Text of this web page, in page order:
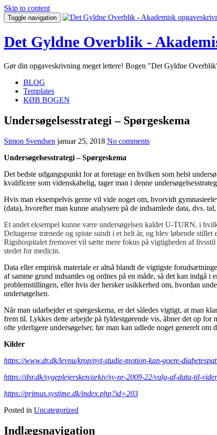
Skip to content
Toggle navigation
Det Gyldne Overblik -
Gør din opgaveskrivning meget lettere! Bogen "Det Gyldne
BLOG
Templates
KØB BOGEN
Undersøgelsesstrategi – Spørgeskema
Simon Svendsen januar 25, 2018 No comments
Undersøgelsesstrategi – Spørgeskema
Det bedste udgangspunkt for at foretage en hvilken som helst
kvalificere som videnskabelig, tager man i denne
Hvis man eksempelvis gerne vil vide noget om, hvorvidt
(data), hvorefter man kunne analysere på de indsamlede data, dvs.
Et andet eksempel kunne være undersøgelsen kaldet U-TURN, i
Deltagerne trænede og spiste sundt i et helt år, og blev løbende
Rigshospitalet fremover vil sætte mere fokus på vigtigheden af
stedet for medicin.
Data eller empirisk materiale er altså blandt de vigtigste
af samme grund indsamles og ordnes på en måde, så det kan indgå
problemstillingen, eller hvis der hersker usikkerhed om, hvordan
undersøgelsen.
Når man udarbejder et spørgeskema, er det således vigtigt, at man
frem til. Lykkes dette arbejde på fyldestgørende vis, åbner det op
ofte yderligere undersøgelser, før man kan udlede noget generelt om
Kilder
https://www.dr.dk/levnu/krop/nyt-studie-motion-kan-goere-
https://dsr.dk/sygeplejersken/arkiv/sy-nr-2009-22/valg-af-data-til-
https://primus.systime.dk/index.php?id=203
Posted in Uncategorized
Indlægsnavigation